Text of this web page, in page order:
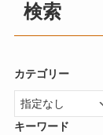
検索
カテゴリー
キーワード